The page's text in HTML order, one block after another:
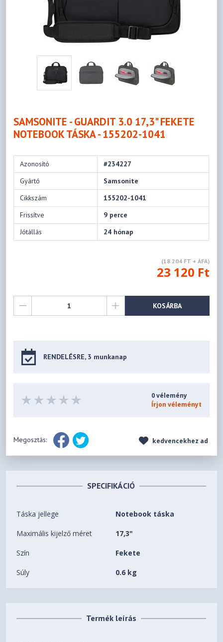
SAMSONITE - GUARDIT 3.0 17,3" FEKETE
NOTEBOOK TÁSKA - 155202-1041
Azonosító
#234227
Gyártó
Samsonite
Cikkszám
155202-1041
Frissítve
9 perce
Jótállás
24 hónap
(18 204 FT + ÁFA)
23 120 Ft
KOSÁRBA
RENDELÉSRE, 3 munkanap
0 vélemény
Írjon véleményt
Megosztás: kedvencekhez ad
SPECIFIKÁCIÓ
Táska jellege Notebook táska
Maximális kijelző méret 17,3"
Szín Fekete
Súly 0.6 kg
Termék leírás